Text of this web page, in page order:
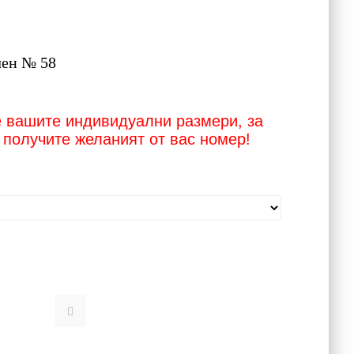
№ 58
индивидуални размери, за
желаният от вас номер!